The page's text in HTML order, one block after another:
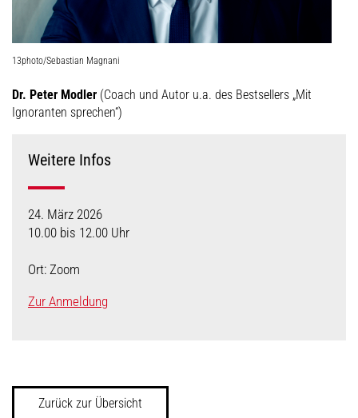
13photo/Sebastian Magnani
Dr. Peter Modler (Coach und Autor u.a. des Bestsellers „Mit
Ignoranten sprechen“)
Weitere Infos
24. März 2026
10.00 bis 12.00 Uhr
Ort: Zoom
Zur Anmeldung
Zurück zur Übersicht